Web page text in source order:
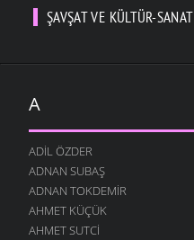
ŞAVŞAT VE KÜLTÜR-SANAT
A
ADIL ÖZDER
ADNAN SUBAŞ
ADNAN TOKDEMIR
AHMET KÜÇÜK
AHMET SUTCI